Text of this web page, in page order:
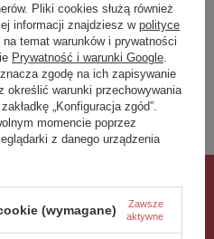
WT22AWHA
RAK - Washington
również
Następny z tej kategorii
Pliki cookies służą również
informacji znajdziesz w polityce
na temat warunków i prywatności
Prywatność i warunki Google
zgodę na ich zapisywanie
określić warunki przechowywania
„Konfiguracja zgód”.
momencie poprzez
z danego urządzenia
(wymagane)
Zawsze
aktywne